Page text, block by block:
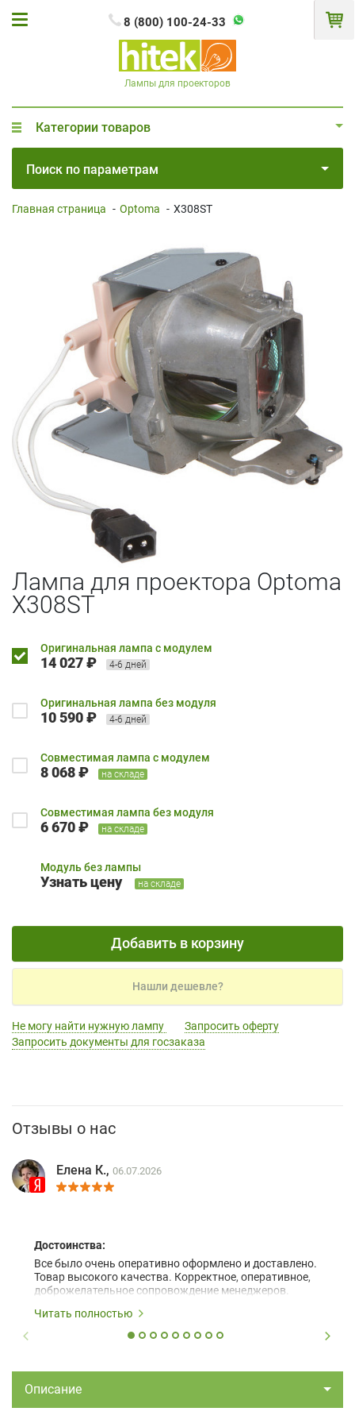
8 (800) 100-24-33
Лампы для проекторов
Категории товаров
Поиск по параметрам
Главная страница - Optoma - X308ST
Лампа для проектора Optoma
X308ST
Оригинальная лампа с модулем
14 027 ₽ 4-6 дней
Оригинальная лампа без модуля
10 590 ₽ 4-6 дней
Совместимая лампа с модулем
8 068 ₽ на складе
Совместимая лампа без модуля
6 670 ₽ на складе
Модуль без лампы
Узнать цену на складе
Добавить в корзину
Нашли дешевле?
Не могу найти нужную лампу
Запросить оферту
Запросить документы для госзаказа
Отзывы о нас
Елена К., 06.07.2026
Достоинства:
Все было очень оперативно оформлено и доставлено.
Товар высокого качества. Корректное, оперативное,
доброжелательное сопровождение менеджеров.
Читать полностью
Описание